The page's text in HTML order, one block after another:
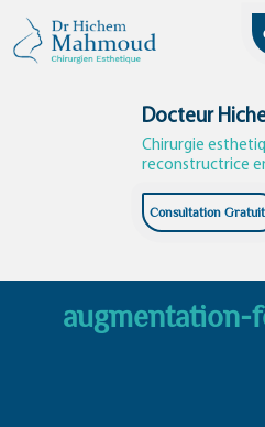
content
Docteur
Chirurgie
reconstructrice
Consultation
augmentation-